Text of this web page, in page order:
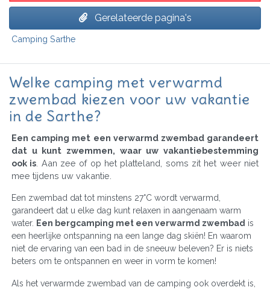
Gerelateerde pagina's
Camping Sarthe
Welke camping met verwarmd
zwembad kiezen voor uw vakantie
in de Sarthe?
Een camping met een verwarmd zwembad garandeert
dat u kunt zwemmen, waar uw vakantiebestemming
ook is . Aan zee of op het platteland, soms zit het weer niet
mee tijdens uw vakantie.
Een zwembad dat tot minstens 27°C wordt verwarmd,
garandeert dat u elke dag kunt relaxen in aangenaam warm
water. Een bergcamping met een verwarmd zwembad is
een heerlijke ontspanning na een lange dag skiën! En waarom
niet de ervaring van een bad in de sneeuw beleven? Er is niets
beters om te ontspannen en weer in vorm te komen!
Als het verwarmde zwembad van de camping ook overdekt is,